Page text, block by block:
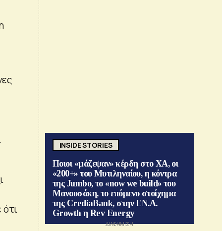
INSIDE STORIES
Ποιοι «μάζεψαν» κέρδη στο ΧΑ, οι
«200+» του Μυτιληναίου, η κόντρα
της Jumbo, το «now we build» του
Μανουσάκη, το επόμενο στοίχημα
της CrediaBank, στην ΕΝ.Α.
Growth η Rev Energy